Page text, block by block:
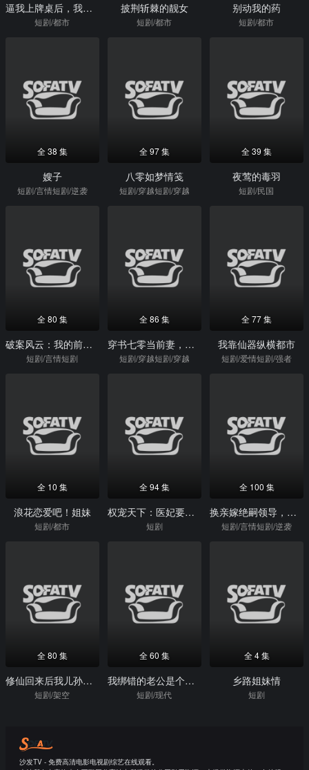
逼我上牌桌后，我赢回一切
短剧/都市
披荆斩棘的靓女
短剧/都市
别动我的药
短剧/都市
全 38 集
嫂子
短剧/言情短剧/逆袭
全 97 集
八零如梦情笺
短剧/穿越短剧/穿越
全 39 集
夜莺的毒羽
短剧/民国
全 80 集
破案风云：我的前妻是首席调查官
短剧/言情短剧
全 86 集
穿书七零当前妻，我成他心尖宠
短剧/穿越短剧/穿越
全 77 集
我靠仙器纵横都市
短剧/爱情短剧/强者
全 10 集
浪花恋爱吧！姐妹
短剧/都市
全 94 集
权宠天下：医妃要休夫
短剧
全 100 集
换亲嫁绝嗣领导，打跑反派小人
短剧/言情短剧/逆袭
全 80 集
修仙回来后我儿孙满堂了第二部
短剧/架空
全 60 集
我绑错的老公是个冒牌货
短剧/现代
全 4 集
乡路姐妹情
短剧
沙发TV - 免费高清电影电视剧综艺在线观看。